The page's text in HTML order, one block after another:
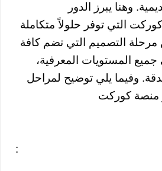
وهنا يبرز الدور
التي توفر حلولاً متكاملة
مرحلة التصميم التي تضم كافة
جميع المستويات المعرفية،
وفيما يلي توضيح لمراحل
عبر منصة كوركت